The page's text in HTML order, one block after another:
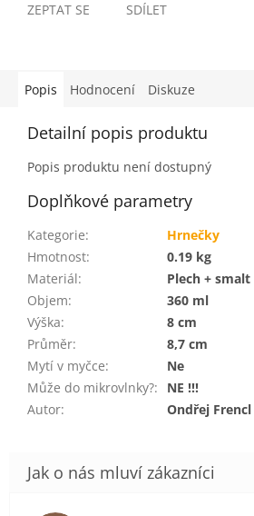
ZEPTAT SE SDÍLET
Popis Hodnocení Diskuze
Detailní popis produktu
Popis produktu není dostupný
Doplňkové parametry
Kategorie:
Hrnečky
Hmotnost:
0.19 kg
Materiál:
Plech + smalt
Objem:
360 ml
Výška:
8 cm
Průměr:
8,7 cm
Mytí v myčce:
Ne
Může do mikrovlnky?:
NE !!!
Autor: Ondřej Frencl